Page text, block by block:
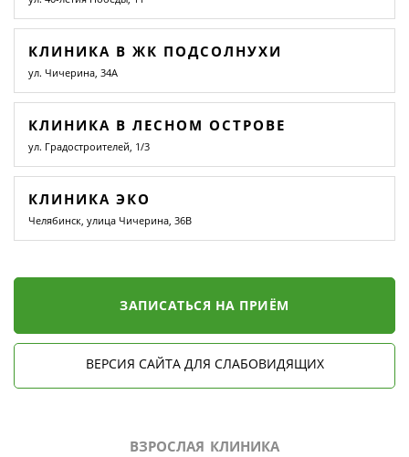
КЛИНИКА В ЖК ПОДСОЛНУХИ
ул. Чичерина, 34А
КЛИНИКА В ЛЕСНОМ ОСТРОВЕ
ул. Градостроителей, 1/3
КЛИНИКА ЭКО
Челябинск, улица Чичерина, 36В
ЗАПИСАТЬСЯ НА ПРИЁМ
ВЕРСИЯ САЙТА ДЛЯ СЛАБОВИДЯЩИХ
ВЗРОСЛАЯ КЛИНИКА